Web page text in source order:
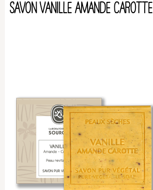
Savon Vanille Amande Carotte